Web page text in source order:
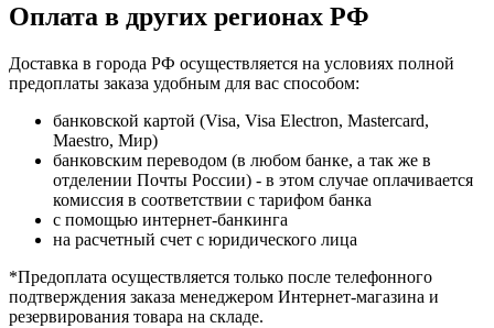
Оплата в других регионах РФ
Доставка в города РФ осуществляется на условиях полной
предоплаты заказа удобным для вас способом:
банковской картой (Visa, Visa Electron, Mastercard,
Maestro, Мир)
банковским переводом (в любом банке, а так же в
отделении Почты России) - в этом случае оплачивается
комиссия в соответствии с тарифом банка
с помощью интернет-банкинга
на расчетный счет с юридического лица
*Предоплата осуществляется только после телефонного
подтверждения заказа менеджером Интернет-магазина и
резервирования товара на складе.